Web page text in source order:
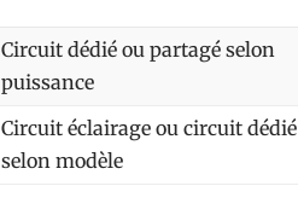
Circuit dédié ou partagé selon
puissance
Circuit éclairage ou circuit dédié
selon modèle